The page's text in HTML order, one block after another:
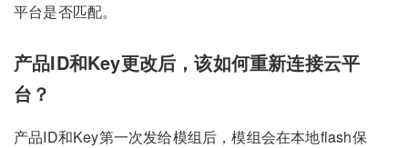
平台是否匹配。
产品ID和Key更改后，该如何重新连接云平
台？
产品ID和Key第一次发给模组后，模组会在本地flash保